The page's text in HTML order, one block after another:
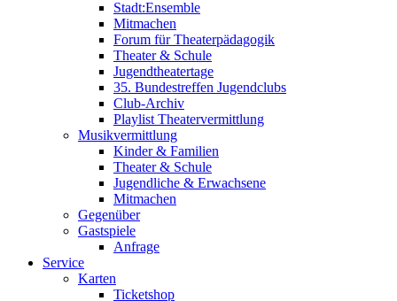
Stadt:Ensemble
Mitmachen
Forum für Theaterpädagogik
Theater & Schule
Jugendtheatertage
35. Bundestreffen Jugendclubs
Club-Archiv
Playlist Theatervermittlung
Musikvermittlung
Kinder & Familien
Theater & Schule
Jugendliche & Erwachsene
Mitmachen
Gegenüber
Gastspiele
Anfrage
Service
Karten
Ticketshop